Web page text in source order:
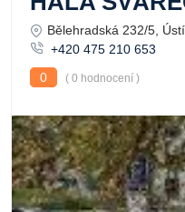
Bělehradská 232/5,
+420 475 210 653
0
( 0 hodnocení )